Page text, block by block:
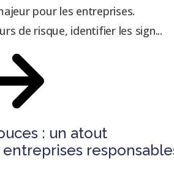
pour les entreprises.
de risque, identifier les sign...
: un atout